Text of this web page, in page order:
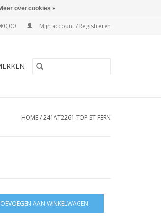
Mijn account / Registreren
HOME/241AT2261 TOP ST FERN
AAN WINKELWAGEN
Meer over cookies »